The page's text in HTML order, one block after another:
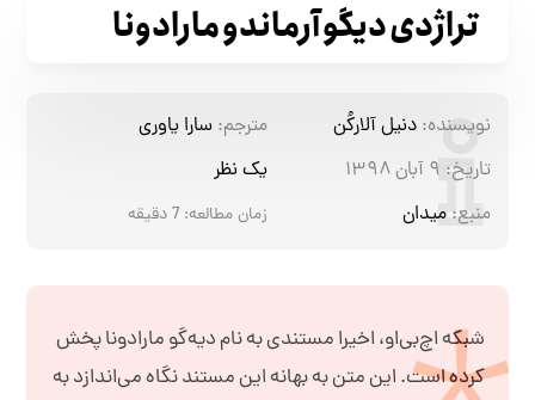
تراژدی دیگو آرماندو مارادونا
نویسنده: دنیل آلارکُن مترجم: سارا یاوری
تاریخ: ۹ آبان ۱۳۹۸
یک نظر
منبع: میدان زمان مطالعه: 7دقیقه
شبکه‌ اچ‌بی‌او، اخیرا مستندی به نام دیه‌گو مارادونا پخش
کرده است. این متن به بهانه این مستند نگاه می‌اندازد به